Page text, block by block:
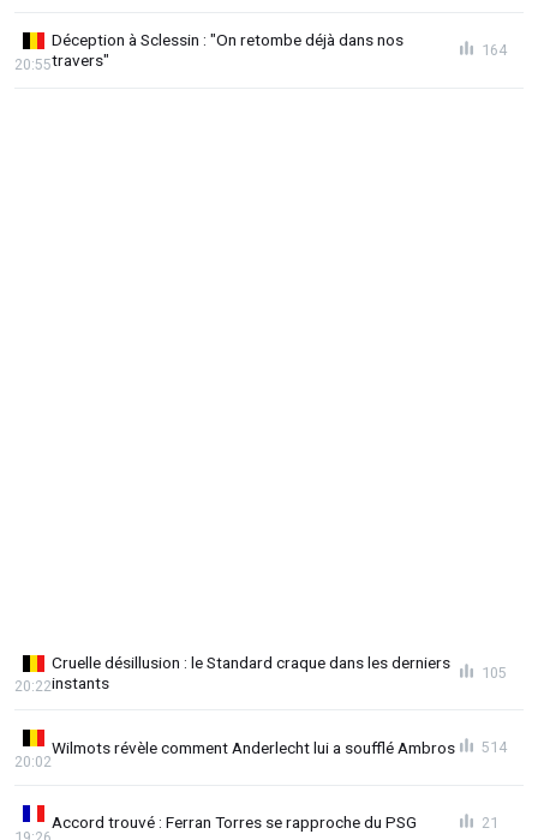
Déception à Sclessin : "On retombe déjà dans nos
travers"
20:55
164
Cruelle désillusion : le Standard craque dans les derniers
instants
20:22
105
Wilmots révèle comment Anderlecht lui a soufflé Ambros
20:02
514
Accord trouvé : Ferran Torres se rapproche du PSG 21